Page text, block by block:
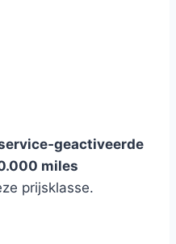
miles
prijsklasse.